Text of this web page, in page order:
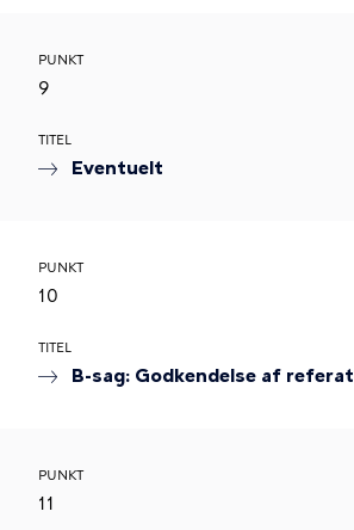
PUNKT
9
TITEL
Eventuelt
PUNKT
10
TITEL
B-sag: Godkendelse af referat
PUNKT
11